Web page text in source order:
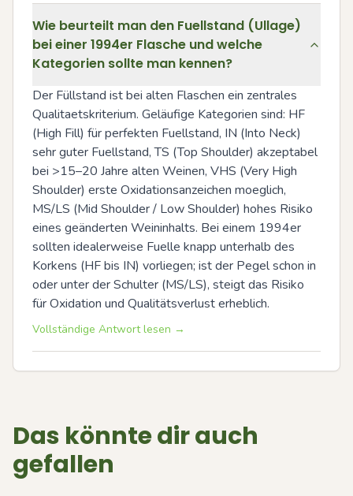
Wie beurteilt man den Fuellstand (Ullage)
bei einer 1994er Flasche und welche
Kategorien sollte man kennen?
Der Füllstand ist bei alten Flaschen ein zentrales
Qualitaetskriterium. Geläufige Kategorien sind: HF
(High Fill) für perfekten Fuellstand, IN (Into Neck)
sehr guter Fuellstand, TS (Top Shoulder) akzeptabel
bei >15–20 Jahre alten Weinen, VHS (Very High
Shoulder) erste Oxidationsanzeichen moeglich,
MS/LS (Mid Shoulder / Low Shoulder) hohes Risiko
eines geänderten Weininhalts. Bei einem 1994er
sollten idealerweise Fuelle knapp unterhalb des
Korkens (HF bis IN) vorliegen; ist der Pegel schon in
oder unter der Schulter (MS/LS), steigt das Risiko
für Oxidation und Qualitätsverlust erheblich.
Vollständige Antwort lesen →
Das könnte dir auch
gefallen